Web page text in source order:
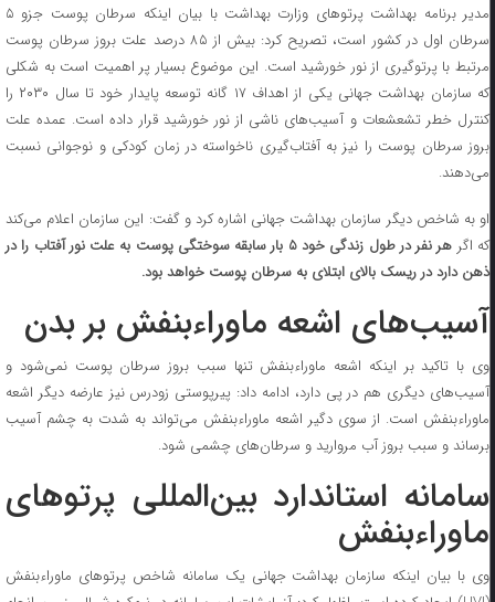
مدیر برنامه بهداشت پرتوهای وزارت بهداشت با بیان اینکه سرطان پوست جزو ۵
سرطان اول در کشور است، تصریح کرد: بیش از ۸۵ درصد علت بروز سرطان پوست
مرتبط با پرتوگیری از نور خورشید است. این موضوع بسیار پر اهمیت است به شکلی
که سازمان بهداشت جهانی یکی از اهداف ۱۷ گانه توسعه پایدار خود تا سال ۲۰۳۰ را
کنترل خطر تشعشعات و آسیب‌های ناشی از نور خورشید قرار داده است. عمده علت
بروز سرطان پوست را نیز به آفتاب‌گیری ناخواسته در زمان کودکی و نوجوانی نسبت
می‌دهند.
او به شاخص دیگر سازمان بهداشت جهانی اشاره کرد و گفت: این سازمان اعلام می‌کند
که اگر
هر نفر در طول زندگی خود ۵ بار سابقه سوختگی پوست به علت نور آفتاب را در
ذهن دارد در ریسک بالای ابتلای به سرطان پوست خواهد بود.
آسیب‌های اشعه ماوراءبنفش بر بدن
وی با تاکید بر اینکه اشعه ماوراءبنفش تنها سبب بروز سرطان پوست نمی‌شود و
آسیب‌های دیگری هم در پی دارد، ادامه داد: پیرپوستی زودرس نیز عارضه دیگر اشعه
ماوراءبنفش است. از سوی دگیر اشعه ماوراءبنفش می‌تواند به شدت به چشم آسیب
برساند و سبب بروز آب مروارید و سرطان‌های چشمی شود.
سامانه استاندارد بین‌المللی پرتوهای
ماوراءبنفش
وی با بیان اینکه سازمان بهداشت جهانی یک سامانه شاخص پرتوهای ماوراءبنفش